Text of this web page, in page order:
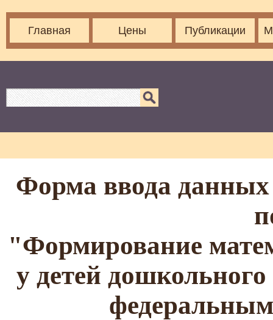
Главная Цены Публикации
Форма ввода данных
"Формирование
у детей дошкольного